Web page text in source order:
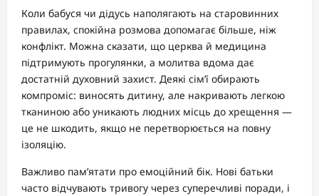
Коли бабуся чи дідусь наполягають на старовинних
правилах, спокійна розмова допомагає більше, ніж
конфлікт. Можна сказати, що церква й медицина
підтримують прогулянки, а молитва вдома дає
достатній духовний захист. Деякі сім’ї обирають
компроміс: виносять дитину, але накривають легкою
тканиною або уникають людних місць до хрещення —
це не шкодить, якщо не перетворюється на повну
ізоляцію.
Важливо пам’ятати про емоційний бік. Нові батьки
часто відчувають тривогу через суперечливі поради, і